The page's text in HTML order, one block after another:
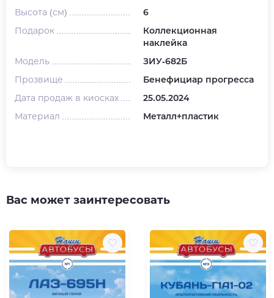
Высота (см)
6
Подарок
Коллекционная
наклейка
Модель
ЗИУ-682Б
Прозвище
Бенефициар прогресса
Дата продаж в киосках
25.05.2024
Материал
Металл+пластик
Вас может заинтересовать